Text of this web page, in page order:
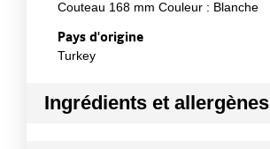
Couteau 168 mm Couleur : Blanche
Pays d'origine
Turkey
Ingrédients et allergènes